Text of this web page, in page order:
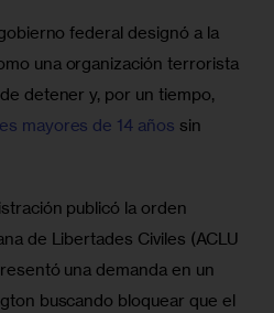
federal designó a la
una organización terrorista
detener y, por un tiempo,
mayores de 14 años sin
publicó la orden
de Libertades Civiles (ACLU
una demanda en un
buscando bloquear que el